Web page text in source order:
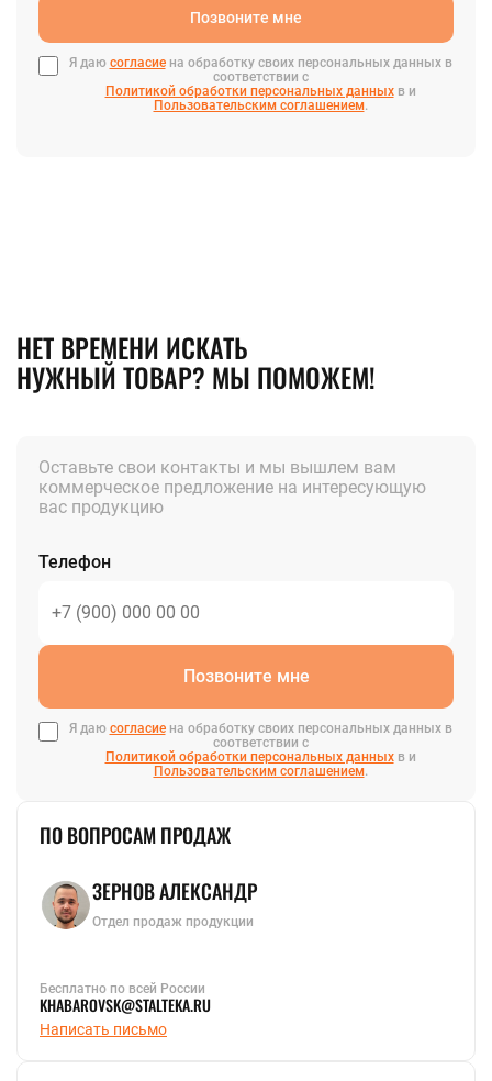
Позвоните мне
Я даю согласиена обработку своих персональных данных в
соответствии с
Политикой обработки персональных данныхв и
Пользовательским соглашением.
НЕТ ВРЕМЕНИ ИСКАТЬ
НУЖНЫЙ ТОВАР? МЫ ПОМОЖЕМ!
Оставьте свои контакты и мы вышлем вам
коммерческое предложение на интересующую
вас продукцию
Телефон
Позвоните мне
Я даю согласиена обработку своих персональных данных в
соответствии с
Политикой обработки персональных данныхв и
Пользовательским соглашением.
ПО ВОПРОСАМ ПРОДАЖ
ЗЕРНОВ АЛЕКСАНДР
Отдел продаж продукции
Бесплатно по всей России
KHABAROVSK@STALTEKA.RU
Написать письмо